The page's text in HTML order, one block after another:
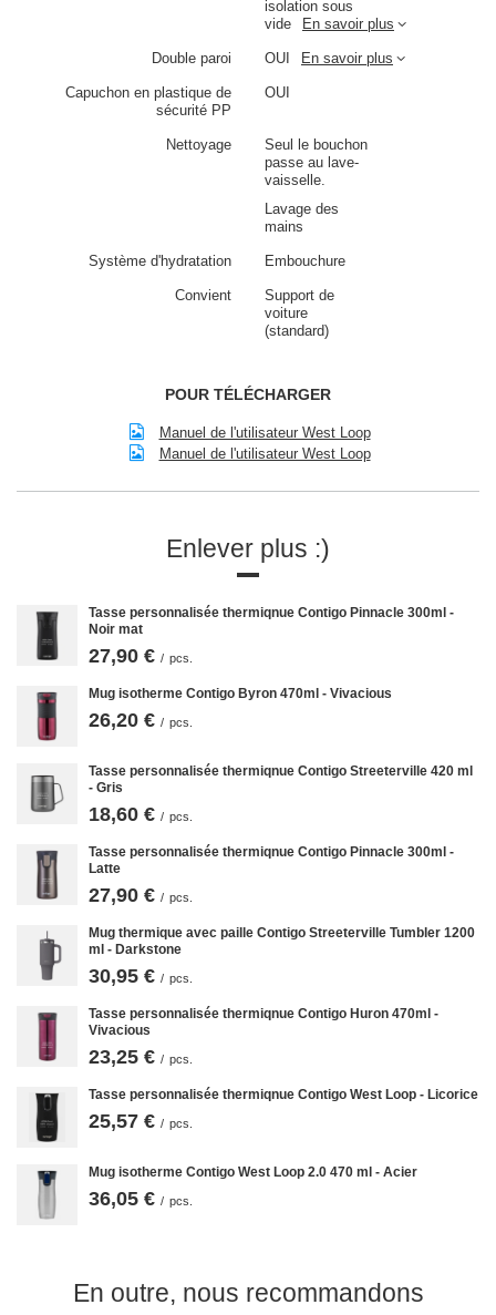
à nettoyer
isolation sous
vide
En savoir plus
Double paroi OUI En savoir plus
Capuchon en plastique de
sécurité PP
OUI
Nettoyage
Seul le bouchon
passe au lave-
vaisselle.
Lavage des
mains
Système d'hydratation Embouchure
Convient
Support de
voiture
(standard)
POUR TÉLÉCHARGER
Manuel de l'utilisateur West Loop
Manuel de l'utilisateur West Loop
Enlever plus :)
Tasse personnalisée thermiqnue Contigo Pinnacle 300ml -
Noir mat
27,90 € / pcs.
Mug isotherme Contigo Byron 470ml - Vivacious
26,20 € / pcs.
Tasse personnalisée thermiqnue Contigo Streeterville 420 ml
- Gris
18,60 € / pcs.
Tasse personnalisée thermiqnue Contigo Pinnacle 300ml -
Latte
27,90 € / pcs.
Mug thermique avec paille Contigo Streeterville Tumbler 1200
ml - Darkstone
30,95 € / pcs.
Tasse personnalisée thermiqnue Contigo Huron 470ml -
Vivacious
23,25 € / pcs.
Tasse personnalisée thermiqnue Contigo West Loop - Licorice
25,57 € / pcs.
Mug isotherme Contigo West Loop 2.0 470 ml - Acier
36,05 € / pcs.
En outre, nous recommandons